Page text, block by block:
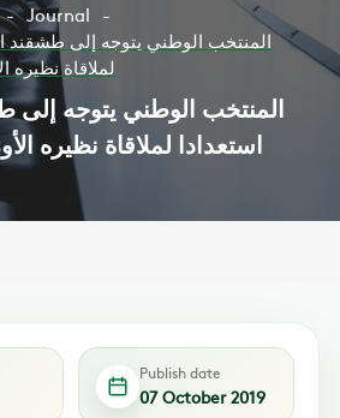
Journal
المنتخب الوطني يتوجه إلى طشقند
لملاقاة نظيره
المنتخب الوطني يتوجه إلى
استعدادا لملاقاة نظيره
Publish date
07 October 2019